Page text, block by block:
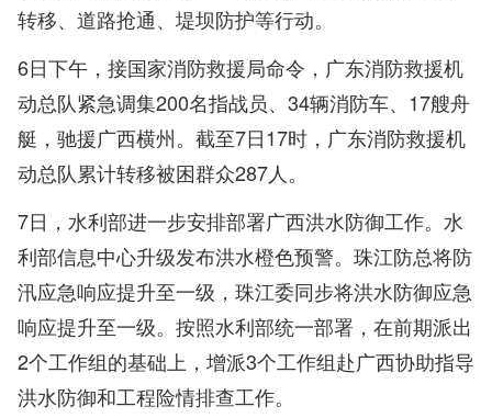
转移、道路抢通、堤坝防护等行动。
6日下午，接国家消防救援局命令，广东消防救援机
动总队紧急调集200名指战员、34辆消防车、17艘舟
艇，驰援广西横州。截至7日17时，广东消防救援机
动总队累计转移被困群众287人。
7日，水利部进一步安排部署广西洪水防御工作。水
利部信息中心升级发布洪水橙色预警。珠江防总将防
汛应急响应提升至一级，珠江委同步将洪水防御应急
响应提升至一级。按照水利部统一部署，在前期派出
2个工作组的基础上，增派3个工作组赴广西协助指导
洪水防御和工程险情排查工作。